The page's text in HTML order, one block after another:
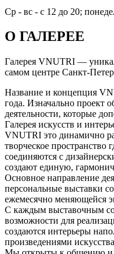
Ср - вс - с 12 до 20;
О ГАЛЕРЕЕ
Галерея VNUTRI —
самом центре Санкт-
Название и концепция
года. Изначально проект
деятельности, которые
Галерея искусств и
VNUTRI это динамично
творческое пространство
соединяются с
создают единую,
Основное направление
персональные выставки
ежемесячно меняющейся
С каждым выставочным
возможности для
создаются интерьеры
произведениями